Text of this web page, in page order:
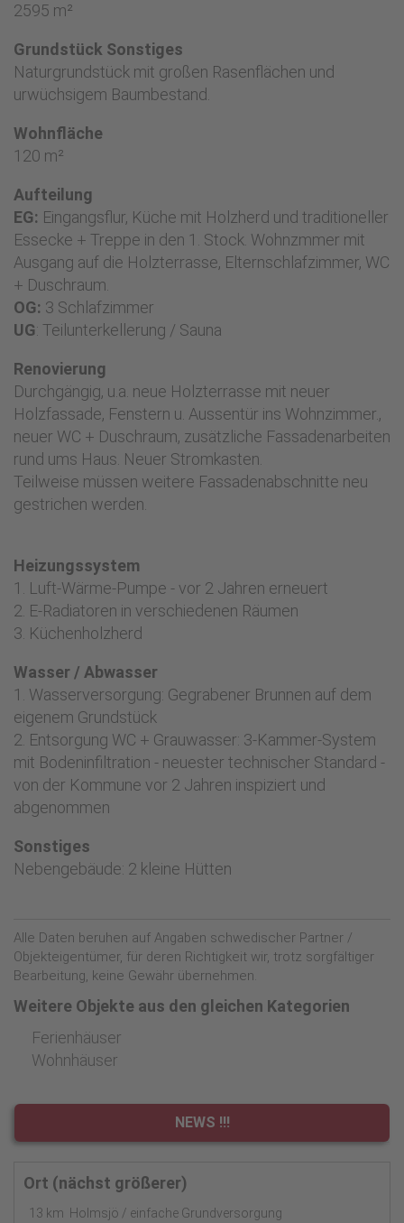
2595 m²
Grundstück Sonstiges
Naturgrundstück mit großen Rasenflächen und
urwüchsigem Baumbestand.
Wohnfläche
120 m²
Aufteilung
EG: Eingangsflur, Küche mit Holzherd und traditioneller
Essecke + Treppe in den 1. Stock. Wohnzmmer mit
Ausgang auf die Holzterrasse, Elternschlafzimmer, WC
+ Duschraum.
OG: 3 Schlafzimmer
UG: Teilunterkellerung / Sauna
Renovierung
Durchgängig, u.a. neue Holzterrasse mit neuer
Holzfassade, Fenstern u. Aussentür ins Wohnzimmer.,
neuer WC + Duschraum, zusätzliche Fassadenarbeiten
rund ums Haus. Neuer Stromkasten.
Teilweise müssen weitere Fassadenabschnitte neu
gestrichen werden.
Heizungssystem
1. Luft-Wärme-Pumpe - vor 2 Jahren erneuert
2. E-Radiatoren in verschiedenen Räumen
3. Küchenholzherd
Wasser / Abwasser
1. Wasserversorgung: Gegrabener Brunnen auf dem
eigenem Grundstück
2. Entsorgung WC + Grauwasser: 3-Kammer-System
mit Bodeninfiltration - neuester technischer Standard -
von der Kommune vor 2 Jahren inspiziert und
abgenommen
Sonstiges
Nebengebäude: 2 kleine Hütten
Alle Daten beruhen auf Angaben schwedischer Partner /
Objekteigentümer, für deren Richtigkeit wir, trotz sorgfältiger
Bearbeitung, keine Gewähr übernehmen.
Weitere Objekte aus den gleichen Kategorien
Ferienhäuser
Wohnhäuser
NEWS !!!
Ort (nächst größerer)
13 km Holmsjö / einfache Grundversorgung